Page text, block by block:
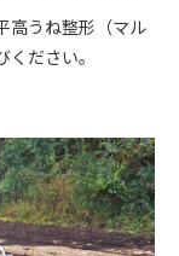
高うね整形（マル
ださい。